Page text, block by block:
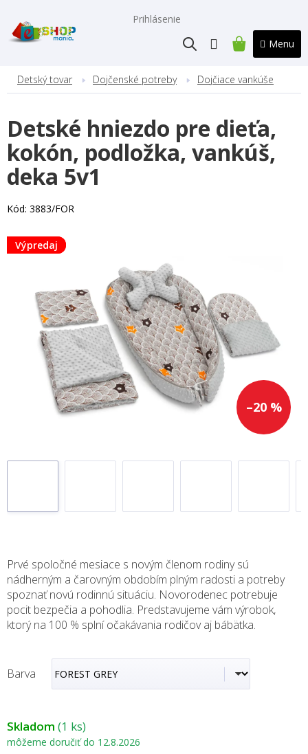
obsah
Prihlásenie
NÁKUPNÝ
Detský tovar Dojčenské potreby Dojčiace vankúše
Detské hniezdo pre dieťa,
kokón, podložka, vankúš,
deka 5v1
Kód: 3883/FOR
–20 %
Výpredaj
Výpredaj
Skladom (1 ks)
môžeme doručiť do 12.8.2026
Barva
Prvé spoločné mesiace s novým členom rodiny sú
nádherným a čarovným obdobím plným radosti a potreby
spoznať novú rodinnú situáciu. Novorodenec potrebuje
pocit bezpečia a pohodlia. Predstavujeme vám výrobok,
ktorý na 100 % splní očakávania rodičov aj bábätka.